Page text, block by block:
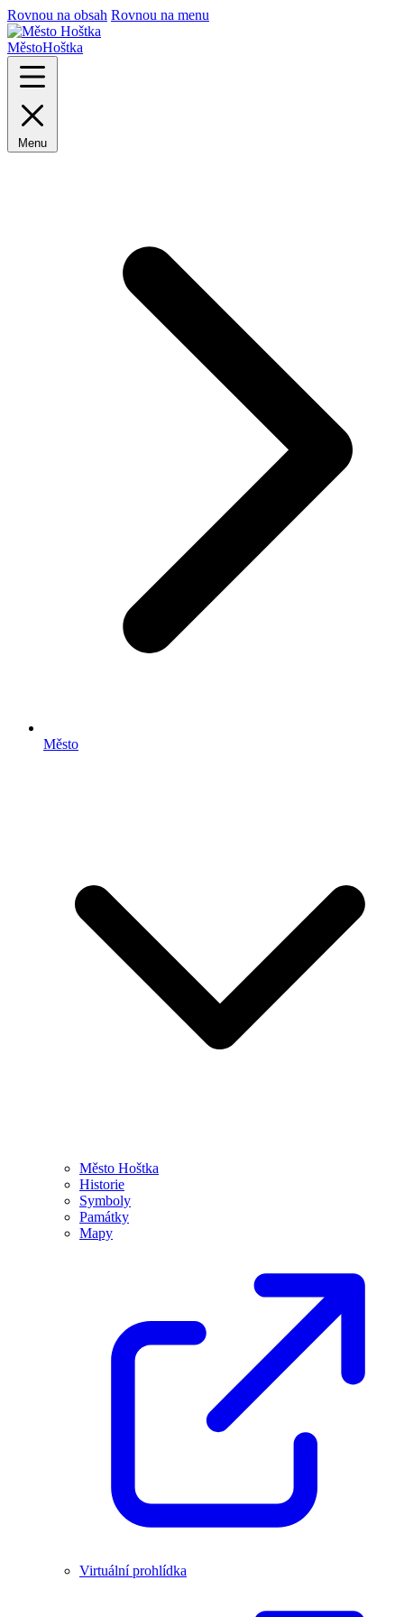
Rovnou na obsah Rovnou na menu
MěstoHoštka
Menu
Město
Město Hoštka
Historie
Symboly
Památky
Mapy
Virtuální prohlídka